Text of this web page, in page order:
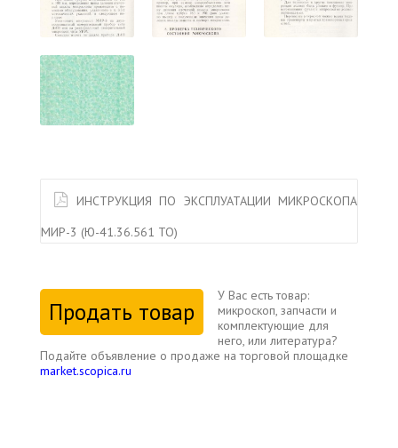
ИНСТРУКЦИЯ ПО ЭКСПЛУАТАЦИИ МИКРОСКОПА
МИР-3 (Ю-41.36.561 ТО)
Продать товар
У Вас есть товар:
микроскоп, запчасти и
комплектующие для
него, или литература?
Подайте объявление о продаже на торговой площадке
market.scopica.ru